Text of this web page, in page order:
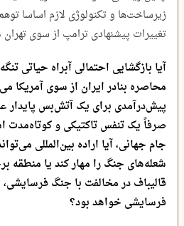
زیرساخت‌ها و تکنولوژی لازم اساسا
تغییرات پیشنهادی ترامپ از سوی
آیا بازگشایی احتمالی آبراه حیاتی
محاصره بنادر ایران از سوی آمریکا
پیش‌درآمدی برای یک آتش‌بس پایدار
صرفاً یک تنفس تاکتیکی و کوتاه‌مدت
جام جهانی، آیا اراده بین‌المللی
شعله‌های جنگ را مهار کند یا منطقه
قالیباف در مخالفت با جنگ
فرسایشی خواهد بود؟